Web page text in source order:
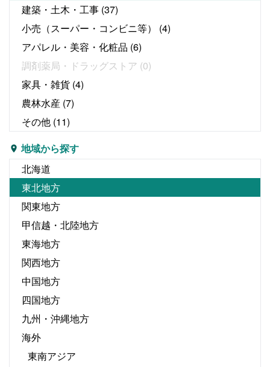
建築・土木・工事 (37)
小売（スーパー・コンビニ等）
(4)
アパレル・美容・化粧品 (6)
調剤薬局・ドラッグストア (0)
家具・雑貨 (4)
農林水産 (7)
その他 (11)
地域から探す
北海道
東北地方
関東地方
甲信越・北陸地方
東海地方
関西地方
中国地方
四国地方
九州・沖縄地方
海外
東南アジア